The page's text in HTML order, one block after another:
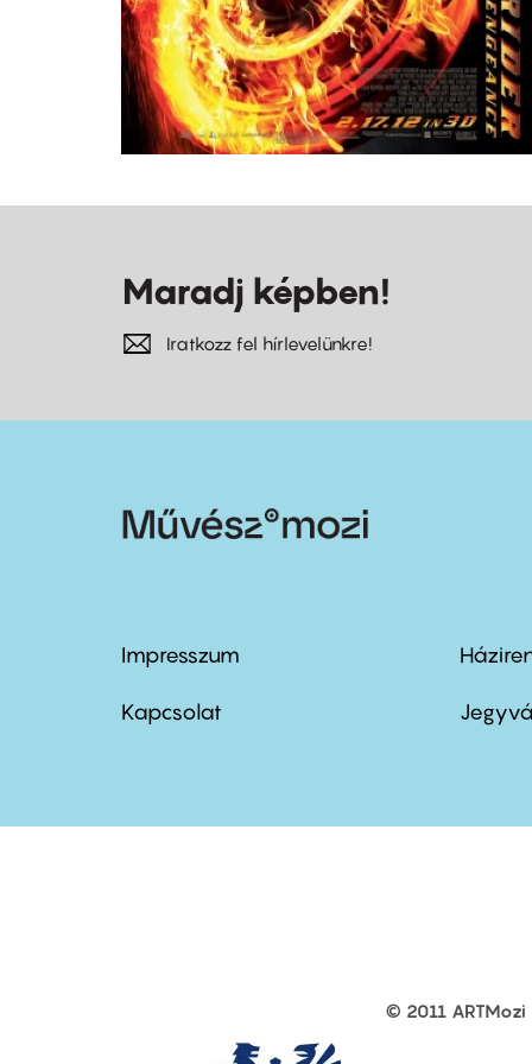
Maradj képben!
Iratkozz fel hírlevelünkre!
Footer
menu
Impresszum
Kapcsolat
© 2011 ARTMozi